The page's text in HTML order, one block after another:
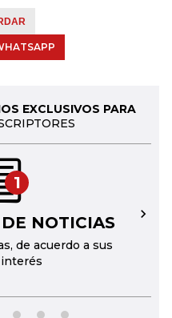
EXCLUSIVOS PARA
1
NOTICIAS
de acuerdo a sus
→